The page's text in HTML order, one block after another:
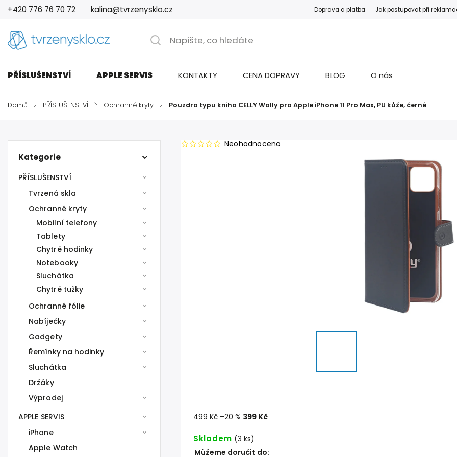
+420 776 76 70 72 kalina@tvrzenysklo.cz Doprava a platba Jak postupovat při
PŘÍSLUŠENSTVÍ APPLE SERVIS KONTAKTY CENA DOPRAVY BLOG O nás
Domů / PŘÍSLUŠENSTVÍ / Ochranné kryty / Pouzdro typu kniha CELLY Wally pro Apple iPhone 11 Pro Max, PU kůže, černé
Kategorie
PŘÍSLUŠENSTVÍ
Tvrzená skla
Ochranné kryty
Mobilní telefony
Tablety
Chytré hodinky
Notebooky
Sluchátka
Chytré tužky
Ochranné fólie
Nabíječky
Gadgety
Řemínky na hodinky
Sluchátka
Držáky
Výprodej
APPLE SERVIS
iPhone
Apple Watch
Neohodnoceno
499 Kč –20 % 399 Kč
Skladem (3 ks)
Můžeme doručit do: